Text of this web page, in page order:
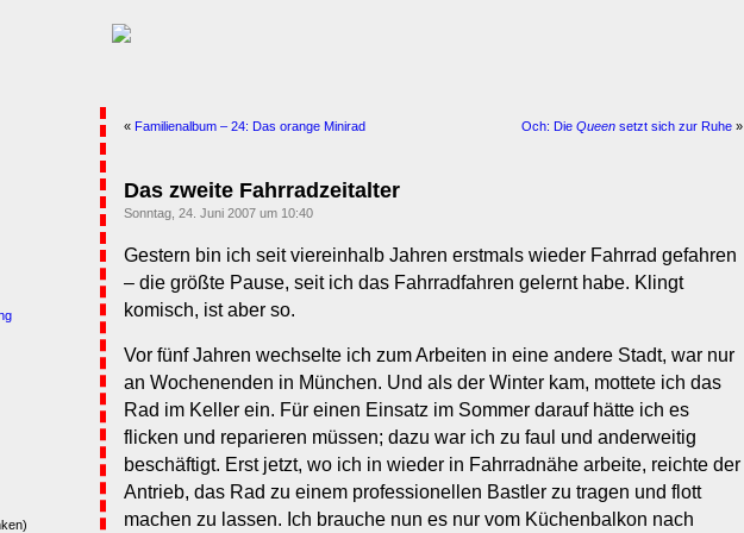
« Familienalbum – 24: Das orange Minirad Och: Die Queen setzt sich zur Ruhe »
Das zweite Fahrradzeitalter
Sonntag, 24. Juni 2007 um 10:40
Gestern bin ich seit viereinhalb Jahren erstmals wieder Fahrrad gefahren
– die größte Pause, seit ich das Fahrradfahren gelernt habe. Klingt
komisch, ist aber so.
Vor fünf Jahren wechselte ich zum Arbeiten in eine andere Stadt, war nur
an Wochenenden in München. Und als der Winter kam, mottete ich das
Rad im Keller ein. Für einen Einsatz im Sommer darauf hätte ich es
flicken und reparieren müssen; dazu war ich zu faul und anderweitig
beschäftigt. Erst jetzt, wo ich in wieder in Fahrradnähe arbeite, reichte der
Antrieb, das Rad zu einem professionellen Bastler zu tragen und flott
machen zu lassen. Ich brauche nun es nur vom Küchenbalkon nach